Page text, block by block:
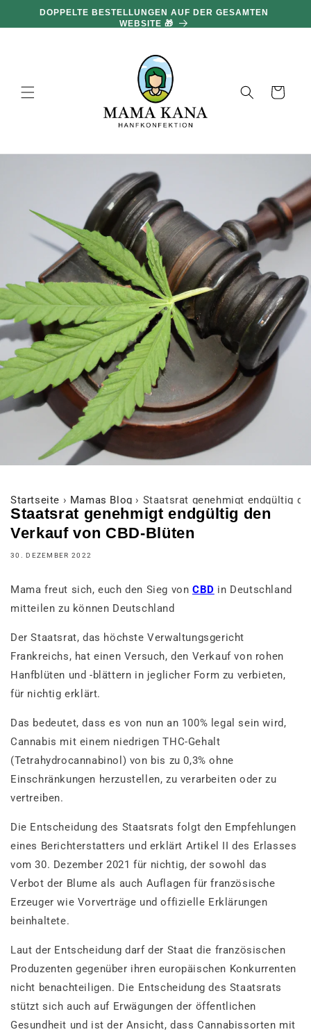
und zumDOPPELTE BESTELLUNGEN AUF DER GESAMTEN
WEBSITE 🎁
Warenkorb
Startseite › Mamas Blog › Staatsrat genehmigt endgültig
Staatsrat genehmigt endgültig den
Verkauf von CBD-Blüten
30. DEZEMBER 2022
Mama freut sich, euch den Sieg von CBD in Deutschland
mitteilen zu können Deutschland
Der Staatsrat, das höchste Verwaltungsgericht
Frankreichs, hat einen Versuch, den Verkauf von rohen
Hanfblüten und -blättern in jeglicher Form zu verbieten,
für nichtig erklärt.
Das bedeutet, dass es von nun an 100% legal sein wird,
Cannabis mit einem niedrigen THC-Gehalt
(Tetrahydrocannabinol) von bis zu 0,3% ohne
Einschränkungen herzustellen, zu verarbeiten oder zu
vertreiben.
Die Entscheidung des Staatsrats folgt den Empfehlungen
eines Berichterstatters und erklärt Artikel II des Erlasses
vom 30. Dezember 2021 für nichtig, der sowohl das
Verbot der Blume als auch Auflagen für französische
Erzeuger wie Vorverträge und offizielle Erklärungen
beinhaltete.
Laut der Entscheidung darf der Staat die französischen
Produzenten gegenüber ihren europäischen Konkurrenten
nicht benachteiligen. Die Entscheidung des Staatsrats
stützt sich auch auf Erwägungen der öffentlichen
Gesundheit und ist der Ansicht, dass Cannabissorten mit